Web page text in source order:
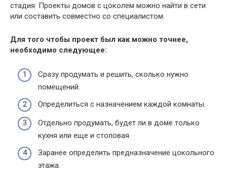
стадия. Проекты домов с цоколем можно найти в сети
или составить совместно со специалистом.
Для того чтобы проект был как можно точнее,
необходимо следующее:
Сразу продумать и решить, сколько нужно
помещений.
Определиться с назначением каждой комнаты.
Отдельно продумать, будет ли в доме только
кухня или еще и столовая.
Заранее определить предназначение цокольного
этажа.